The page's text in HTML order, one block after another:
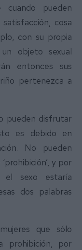
cuando pueden
cosa
con su propia
objeto sexual
entonces sus
pertenezca a
pueden disfrutar
es debido en
No pueden
y por
el sexo estaría
dos palabras
que sólo
prohibición, por